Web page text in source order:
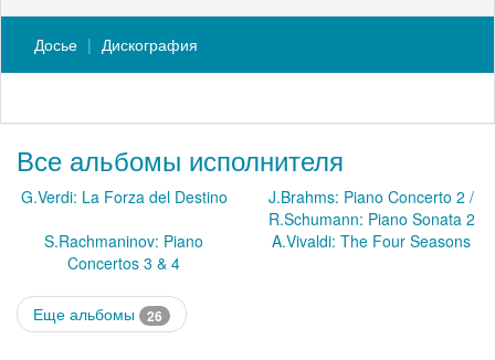
Досье Дискография
Все альбомы исполнителя
G.Verdi: La Forza del Destino
J.Brahms: Piano Concerto 2 /
R.Schumann: Piano Sonata 2
S.Rachmaninov: Piano
Concertos 3 & 4
A.Vivaldi: The Four Seasons
Еще альбомы 26